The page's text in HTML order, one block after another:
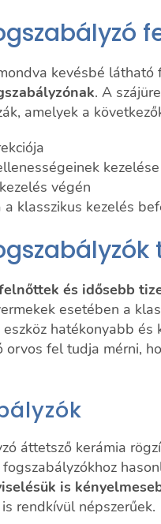
kevésbé látható
. A
amelyek a
kezelése
végén
klasszikus kezelés
és idősebb
esetében a
hatékonyabb
fel tudja mérni,
áttetsző kerámia
is
rendkívül népszerűek.